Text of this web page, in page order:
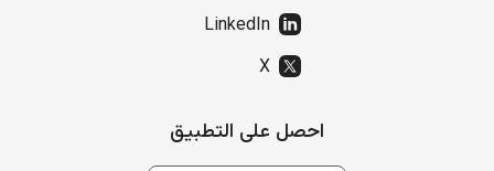
LinkedIn
X
احصل على التطبيق